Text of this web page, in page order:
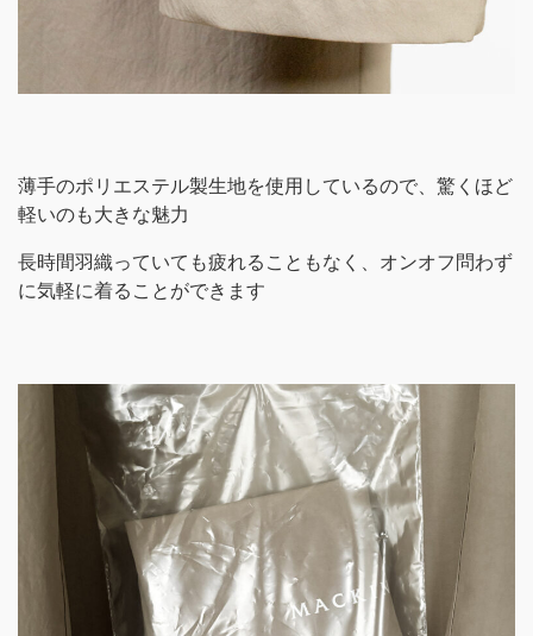
薄手のポリエステル製生地を使用しているので、驚くほど
軽いのも大きな魅力
長時間羽織っていても疲れることもなく、オンオフ問わず
に気軽に着ることができます